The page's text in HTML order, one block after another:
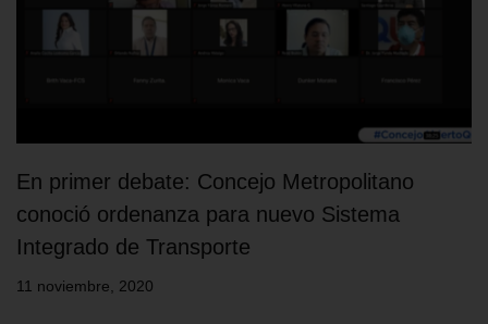
En primer debate: Concejo Metropolitano
conoció ordenanza para nuevo Sistema
Integrado de Transporte
11 noviembre, 2020